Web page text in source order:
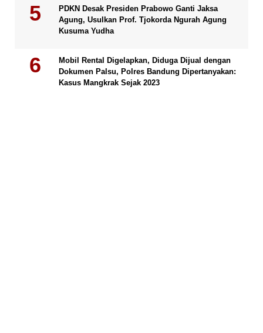
PDKN Desak Presiden Prabowo Ganti Jaksa
Agung, Usulkan Prof. Tjokorda Ngurah Agung
Kusuma Yudha
Mobil Rental Digelapkan, Diduga Dijual dengan
Dokumen Palsu, Polres Bandung Dipertanyakan:
Kasus Mangkrak Sejak 2023